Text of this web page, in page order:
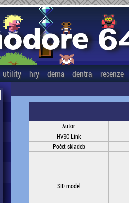
utility hry dema dentra recenze
Autor
HVSC Link
Počet skladeb
SID model